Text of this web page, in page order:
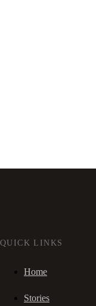
QUICK LINKS
Home
Stories